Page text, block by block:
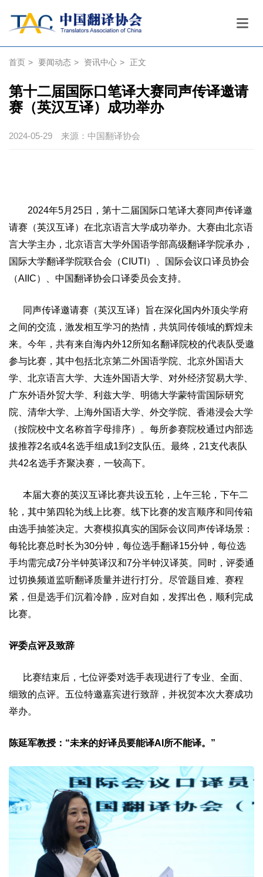
首页 > 要闻动态 > 资讯中心 > 正文
第十二届国际口笔译大赛同声传译邀请
赛（英汉互译）成功举办
2024-05-29 来源：中国翻译协会
2024年5月25日，第十二届国际口笔译大赛同声传译邀
请赛（英汉互译）在北京语言大学成功举办。大赛由北京语
言大学主办，北京语言大学外国语学部高级翻译学院承办，
国际大学翻译学院联合会（CIUTI）、国际会议口译员协会
（AIIC）、中国翻译协会口译委员会支持。
同声传译邀请赛（英汉互译）旨在深化国内外顶尖学府
之间的交流，激发相互学习的热情，共筑同传领域的辉煌未
来。今年，共有来自海内外12所知名翻译院校的代表队受邀
参与比赛，其中包括北京第二外国语学院、北京外国语大
学、北京语言大学、大连外国语大学、对外经济贸易大学、
广东外语外贸大学、利兹大学、明德大学蒙特雷国际研究
院、清华大学、上海外国语大学、外交学院、香港浸会大学
（按院校中文名称首字母排序）。每所参赛院校通过内部选
拔推荐2名或4名选手组成1到2支队伍。最终，21支代表队
共42名选手齐聚决赛，一较高下。
本届大赛的英汉互译比赛共设五轮，上午三轮，下午二
轮，其中第四轮为线上比赛。线下比赛的发言顺序和同传箱
由选手抽签决定。大赛模拟真实的国际会议同声传译场景：
每轮比赛总时长为30分钟，每位选手翻译15分钟，每位选
手均需完成7分半钟英译汉和7分半钟汉译英。同时，评委通
过切换频道监听翻译质量并进行打分。尽管题目难、赛程
紧，但是选手们沉着冷静，应对自如，发挥出色，顺利完成
比赛。
评委点评及致辞
比赛结束后，七位评委对选手表现进行了专业、全面、
细致的点评。五位特邀嘉宾进行致辞，并祝贺本次大赛成功
举办。
陈延军教授：“未来的好译员要能译AI所不能译。”